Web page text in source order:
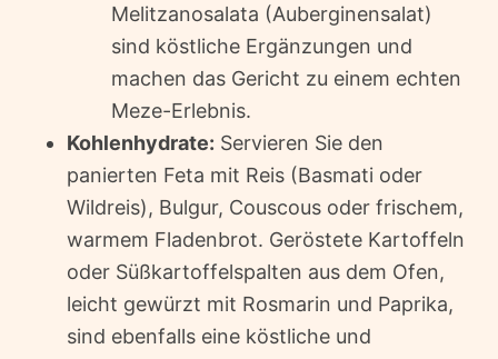
Melitzanosalata (Auberginensalat)
sind köstliche Ergänzungen und
machen das Gericht zu einem echten
Meze-Erlebnis.
Kohlenhydrate: Servieren Sie den
panierten Feta mit Reis (Basmati oder
Wildreis), Bulgur, Couscous oder frischem,
warmem Fladenbrot. Geröstete Kartoffeln
oder Süßkartoffelspalten aus dem Ofen,
leicht gewürzt mit Rosmarin und Paprika,
sind ebenfalls eine köstliche und